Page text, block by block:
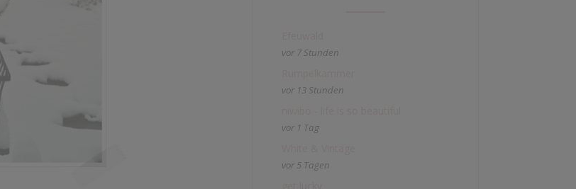
vor 7 Stunden
vor 13 Stunden
vor 1 Tag
vor 5 Tagen